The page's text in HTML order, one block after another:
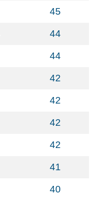
45
44
44
42
42
42
42
41
40